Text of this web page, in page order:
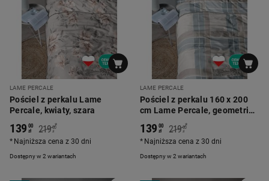
LAME PERCALE
Pościel z perkalu Lame
Percale, kwiaty, szara
Dostępny w 2 wariantach
139 00
zł 219 00
zł
*
Najniższa cena z 30 dni
LAME PERCALE
Pościel z perkalu 160 x 200
cm Lame Percale, geometria,
Dostępny w 2 wariantach
139 00
zł 219 00
zł
*
Najniższa cena z 30 dni